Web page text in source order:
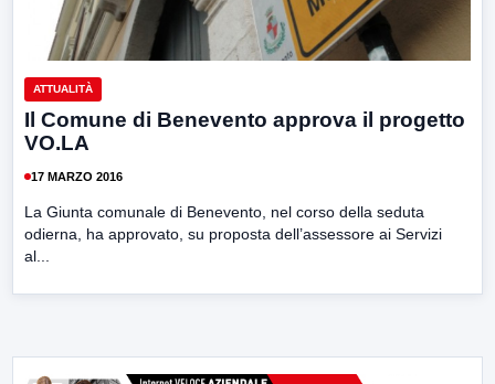
ATTUALITÀ
Il Comune di Benevento approva il progetto
VO.LA
17 MARZO 2016
La Giunta comunale di Benevento, nel corso della seduta
odierna, ha approvato, su proposta dell’assessore ai Servizi
al...